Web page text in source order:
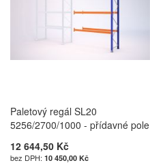
Paletový regál SL20
5256/2700/1000 - přídavné pole
12 644,50 Kč
10 450,00 Kč